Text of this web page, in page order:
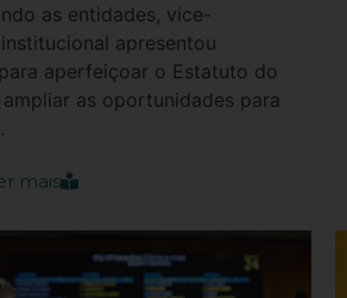
as entidades, vice-
apresentou
aperfeiçoar o Estatuto do
as oportunidades para
mais